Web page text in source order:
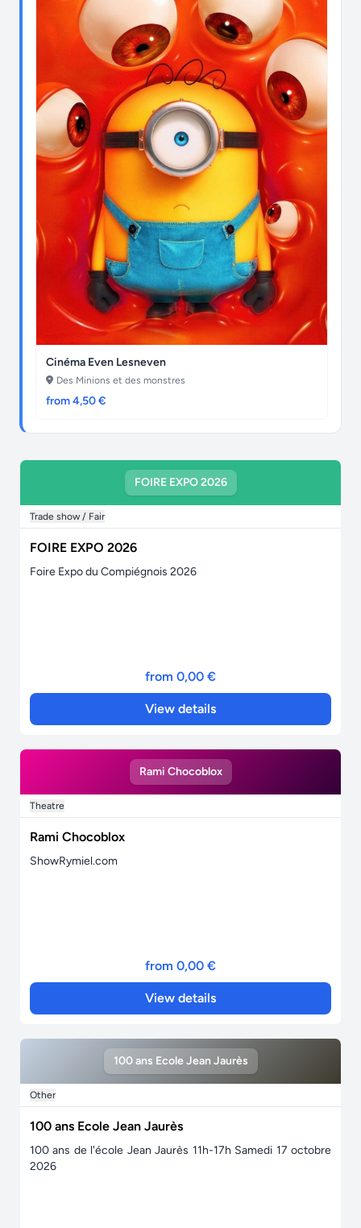
Cinéma Even Lesneven
Des Minions et des monstres
from 4,50 €
FOIRE EXPO 2026
Trade show / Fair
FOIRE EXPO 2026
Foire Expo du Compiégnois 2026
from 0,00 €
View details
Rami Chocoblox
Theatre
Rami Chocoblox
ShowRymiel.com
from 0,00 €
View details
100 ans Ecole Jean Jaurès
Other
100 ans Ecole Jean Jaurès
100 ans de l'école Jean Jaurès 11h-17h Samedi 17 octobre
2026